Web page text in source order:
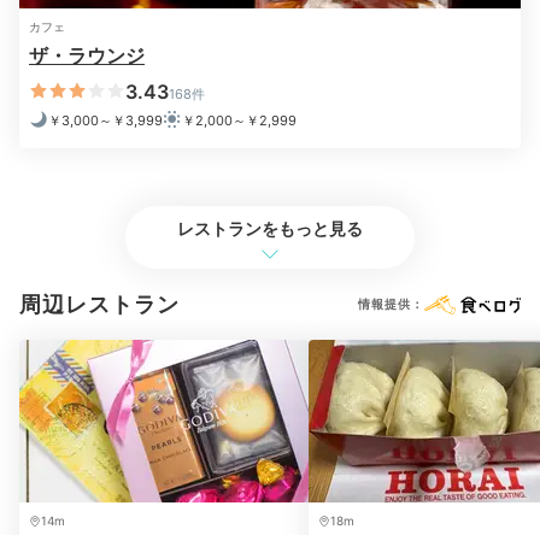
夕食後はお部屋から夜景を見ながら、彼とお酒を飲みました。とて
も良いひとときを過ごせました。
Morning
06:00
朝のお風呂タイムで
身も心もリフレッシュ
カフェ
ザ・ラウンジ
3.43168件
￥3,000～￥3,999
￥2,000～￥2,999
レストランをもっと見る
周辺レストラン 情報提供：
14m
18m